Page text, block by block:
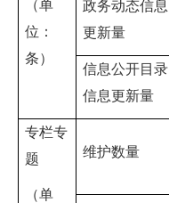
（单
位：
条）
政务动态信息
更新量
信息公开目录
信息更新量
专栏专
题
（单
维护数量